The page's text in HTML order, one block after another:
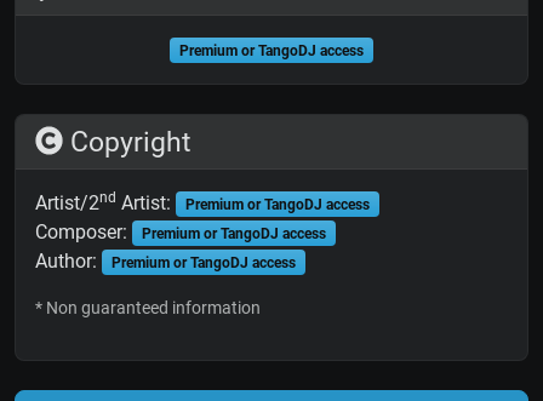
Premium or TangoDJ access
Copyright
Artist/2nd Artist: Premium or TangoDJ access
Composer: Premium or TangoDJ access
Author: Premium or TangoDJ access
* Non guaranteed information